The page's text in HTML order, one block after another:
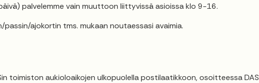
palvelemme vain muuttoon liittyvissä asioissa klo 9-16.
ajokortin tms. mukaan noutaessasi avaimia.
toimiston aukioloaikojen ulkopuolella postilaatikkoon, osoitteessa DAS